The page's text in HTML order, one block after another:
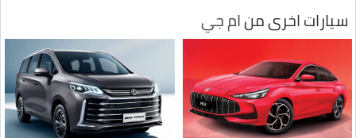
سيارات اخرى منام جي